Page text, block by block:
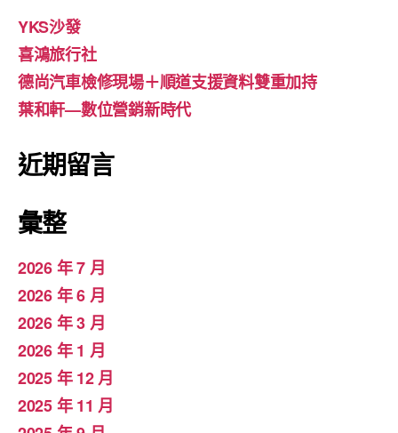
YKS沙發
喜鴻旅行社
德尚汽車檢修現場＋順道支援資料雙重加持
葉和軒—數位營銷新時代
近期留言
彙整
2026 年 7 月
2026 年 6 月
2026 年 3 月
2026 年 1 月
2025 年 12 月
2025 年 11 月